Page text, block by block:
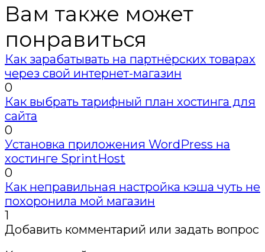
Вам также может
понравиться
Как зарабатывать на партнёрских товарах
через свой интернет-магазин
0
Как выбрать тарифный план хостинга для
сайта
0
Установка приложения WordPress на
хостинге SprintHost
0
Как неправильная настройка кэша чуть не
похоронила мой магазин
1
Добавить комментарий или задать вопрос